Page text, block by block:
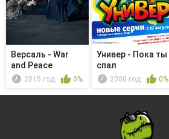
Версаль - War
and Peace
2015 год 0%
Универ - Пока ты
спал
2008 год 0%